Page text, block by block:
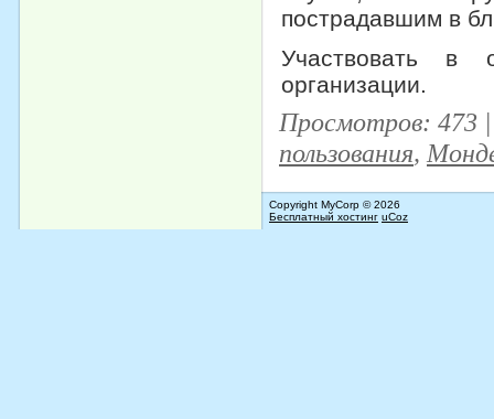
пострадавшим в
Участвовать в
организации.
Просмотров: 473
пользования,
Copyright MyCorp © 2026
Бесплатный хостинг uCoz